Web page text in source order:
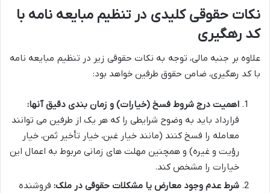
نکات حقوقی کلیدی در تنظیم مبایعه نامه با
کد رهگیری
علاوه بر جنبه مالی، توجه به نکات حقوقی زیر در تنظیم مبایعه نامه
با کد رهگیری، ضامن حقوق طرفین خواهد بود:
اهمیت درج شروط فسخ (خیارات) و زمان بندی دقیق آنها:
قرارداد باید به وضوح شرایطی را که هر یک از طرفین می توانند
معامله را فسخ کنند (مانند خیار غبن، خیار تأخیر ثمن، خیار
رؤیت و غیره) و همچنین مهلت های زمانی مربوط به اعمال این
خیارات را مشخص کند.
شرط عدم وجود معارض یا مشکلات حقوقی در ملک: فروشنده